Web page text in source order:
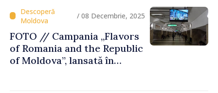
Gastronomice
/ 08 Decembrie, 2025
FOTO // Campania „Flavors
of Romania and the Republic
of Moldova”, lansată în